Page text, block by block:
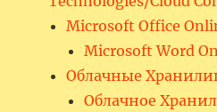
Microsoft Office
Microsoft Word
Облачные
Облачное